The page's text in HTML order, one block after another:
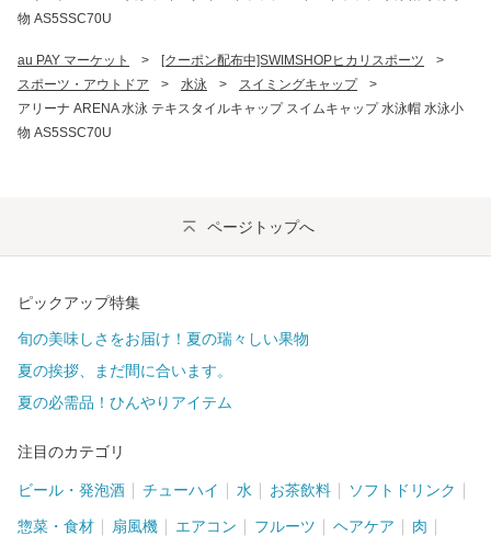
物 AS5SSC70U
au PAY マーケット > [クーポン配布中]SWIMSHOPヒカリスポーツ
>
スポーツ・アウトドア
> 水泳 > スイミングキャップ
>
アリーナ ARENA 水泳 テキスタイルキャップ スイムキャップ 水泳帽 水泳小
物 AS5SSC70U
ページトップへ
ピックアップ特集
旬の美味しさをお届け！夏の瑞々しい果物
夏の挨拶、まだ間に合います。
夏の必需品！ひんやりアイテム
注目のカテゴリ
ビール・発泡酒 チューハイ 水 お茶飲料 ソフトドリンク
惣菜・食材 扇風機 エアコン フルーツ ヘアケア 肉